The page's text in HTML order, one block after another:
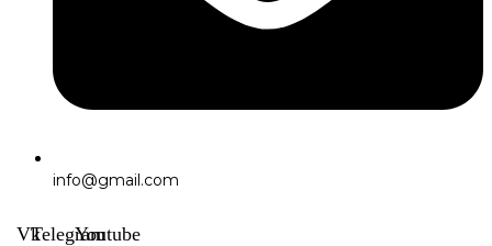
info@gmail.com
VkTelegramYoutube